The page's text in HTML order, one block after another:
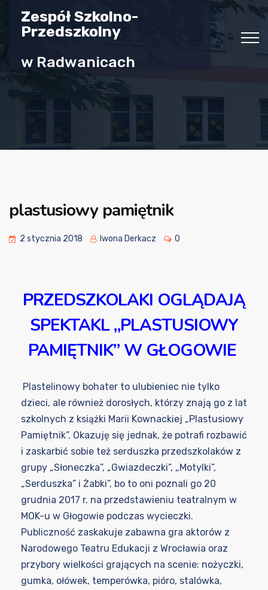
Zespół Szkolno-
Przedszkolny
w Radwanicach
plastusiowy pamiętnik
2 stycznia 2018 Iwona Derkacz 0
PRZEDSZKOLAKI OGLĄDAJĄ
SPEKTAKL „PLASTUSIOWY
PAMIĘTNIK” W GŁOGOWIE
Plastelinowy bohater to ulubieniec nie tylko
dzieci, ale również dorosłych, którzy znają go z lat
szkolnych z książki Marii Kownackiej „Plastusiowy
Pamiętnik”. Okazuję się jednak, że potrafi rozbawić
i zaskarbić sobie też serduszka przedszkolaków z
grupy „Słoneczka”, „Gwiazdeczki”, „Motylki”,
„Serduszka” i Żabki”, bo to oni poznali go 20
grudnia 2017 r. na przedstawieniu teatralnym w
MOK-u w Głogowie podczas wycieczki.
Publiczność zaskakuje zabawna gra aktorów z
Narodowego Teatru Edukacji z Wrocławia oraz
przybory wielkości grających na scenie: nożyczki,
gumka, ołówek, temperówka, pióro, stalówka,